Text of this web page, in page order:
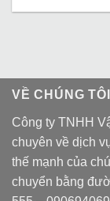
VỀ CHÚNG TÔI
Công ty TNHH
chuyên về dịch
thế mạnh của
chuyển bằng